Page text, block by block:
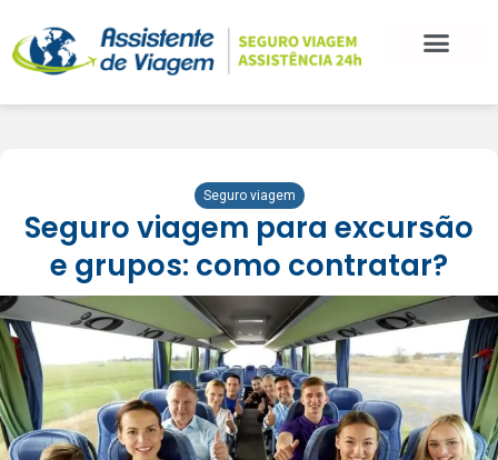
Seguro viagem
Seguro viagem para excursão
e grupos: como contratar?